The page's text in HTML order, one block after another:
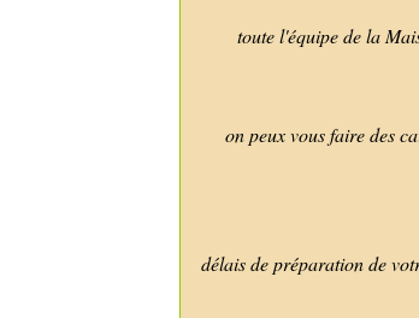
toute l'équipe de la
on peux vous faire des
délais de préparation de